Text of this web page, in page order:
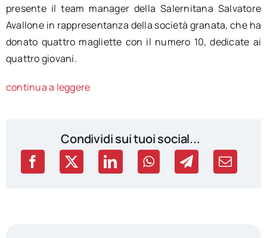
presente il team manager della Salernitana Salvatore
Avallone in rappresentanza della società granata, che ha
donato quattro magliette con il numero 10, dedicate ai
quattro giovani.
continua a leggere
Condividi sui tuoi social...